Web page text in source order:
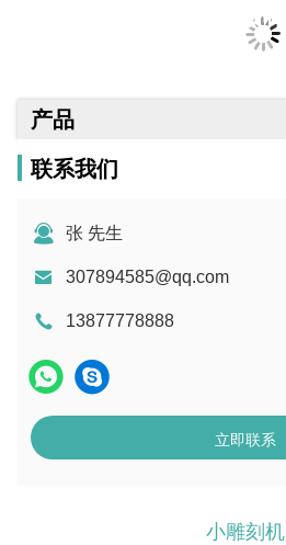
小雕刻机
产品
联系我们
张 先生
307894585@qq.com
13877778888
立即联系
小雕刻机